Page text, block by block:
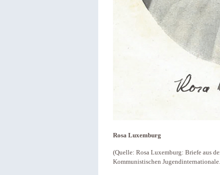
Rosa Luxemburg
(Quelle: Rosa Luxemburg: Briefe aus
Kommunistischen